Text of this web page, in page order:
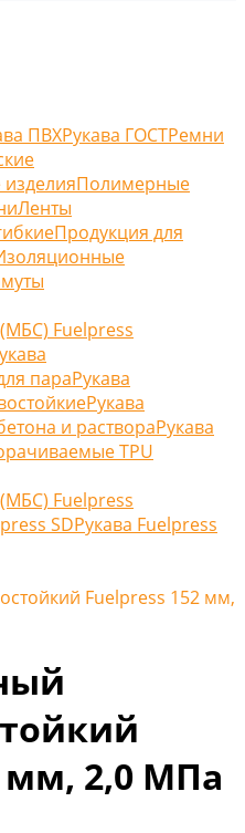
ПВХРукава ГОСТРемни
Полимерные
Ленты
Продукция для
Fuelpress
параРукава
Рукава
и раствораРукава
TPU
Fuelpress
SDРукава Fuelpress
Fuelpress 152 мм,
мм, 2,0 МПа